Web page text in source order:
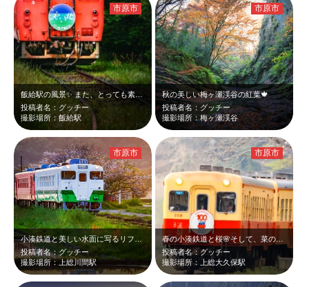
飯給駅の風景✨️ また、とっても素敵な変わったトイレも有名みたいです😆
投稿者名：グッチー
撮影場所：飯給駅
市原市
秋の美しい梅ヶ瀬渓谷の紅葉🍁
投稿者名：グッチー
撮影場所：梅ヶ瀬渓谷
市原市
投稿者名：グッチー
撮影場所：上総川間駅
市原市
春の小湊鉄道と桜🌸そして、菜の花も咲く季節とっても贅沢な時間でした😆
投稿者名：グッチー
撮影場所：上総大久保駅
市原市